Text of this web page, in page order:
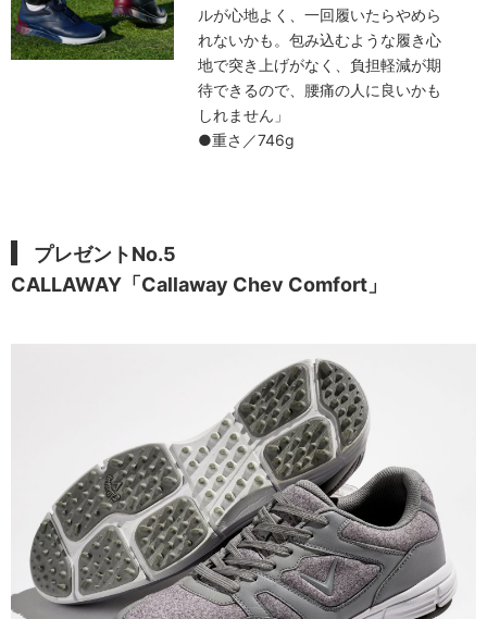
ルが心地よく、一回履いたらやめら
れないかも。包み込むような履き心
地で突き上げがなく、負担軽減が期
待できるので、腰痛の人に良いかも
しれません」
●重さ／746g
プレゼントNo.5
CALLAWAY「Callaway Chev Comfort」